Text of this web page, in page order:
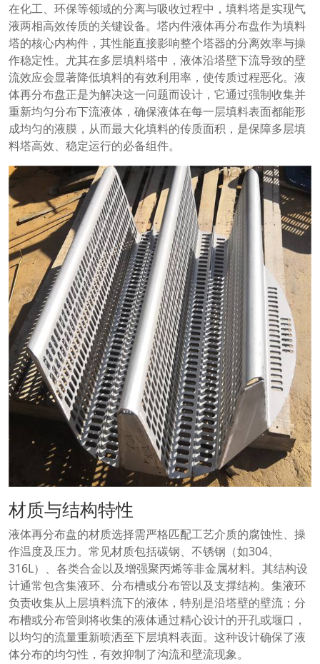
在化工、环保等领域的分离与吸收过程中，填料塔是实现气
液两相高效传质的关键设备。塔内件液体再分布盘作为填料
塔的核心内构件，其性能直接影响整个塔器的分离效率与操
作稳定性。尤其在多层填料塔中，液体沿塔壁下流导致的壁
流效应会显著降低填料的有效利用率，使传质过程恶化。液
体再分布盘正是为解决这一问题而设计，它通过强制收集并
重新均匀分布下流液体，确保液体在每一层填料表面都能形
成均匀的液膜，从而最大化填料的传质面积，是保障多层填
料塔高效、稳定运行的必备组件。
材质与结构特性
液体再分布盘的材质选择需严格匹配工艺介质的腐蚀性、操
作温度及压力。常见材质包括碳钢、不锈钢（如304、
316L）、各类合金以及增强聚丙烯等非金属材料。其结构设
计通常包含集液环、分布槽或分布管以及支撑结构。集液环
负责收集从上层填料流下的液体，特别是沿塔壁的壁流；分
布槽或分布管则将收集的液体通过精心设计的开孔或堰口，
以均匀的流量重新喷洒至下层填料表面。这种设计确保了液
体分布的均匀性，有效抑制了沟流和壁流现象。